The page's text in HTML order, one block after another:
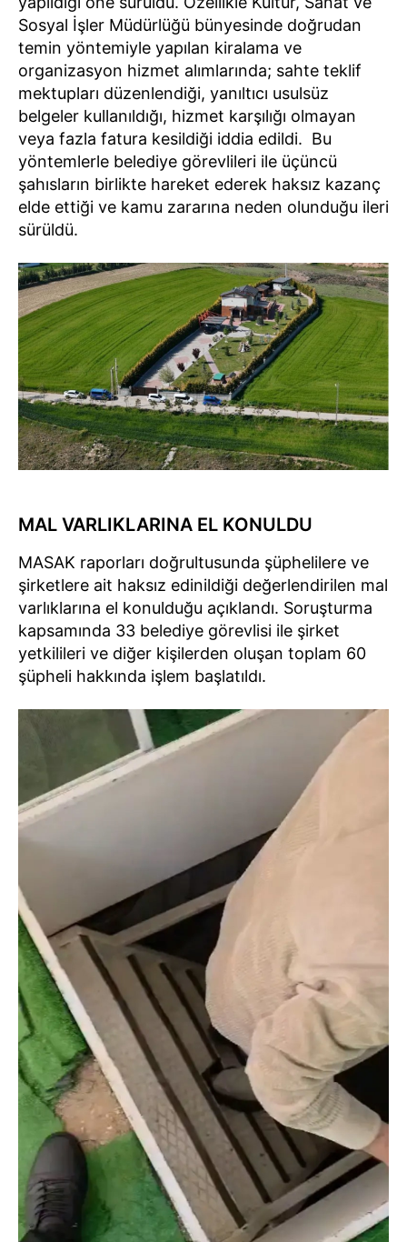
Sosyal İşler Müdürlüğü bünyesinde doğrudan
temin yöntemiyle yapılan kiralama ve
organizasyon hizmet alımlarında; sahte teklif
mektupları düzenlendiği, yanıltıcı usulsüz
belgeler kullanıldığı, hizmet karşılığı olmayan
veya fazla fatura kesildiği iddia edildi. Bu
yöntemlerle belediye görevlileri ile üçüncü
şahısların birlikte hareket ederek haksız kazanç
elde ettiği ve kamu zararına neden olunduğu ileri
sürüldü.
MAL VARLIKLARINA EL KONULDU
MASAK raporları doğrultusunda şüphelilere ve
şirketlere ait haksız edinildiği değerlendirilen mal
varlıklarına el konulduğu açıklandı. Soruşturma
kapsamında 33 belediye görevlisi ile şirket
yetkilileri ve diğer kişilerden oluşan toplam 60
şüpheli hakkında işlem başlatıldı.